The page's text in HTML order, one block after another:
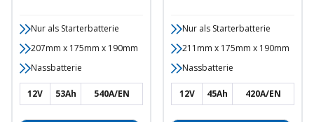
Nur als Starterbatterie
207mm x 175mm x 190mm
Nassbatterie
12V 53Ah 540A/EN
Nur als Starterbatterie
211mm x 175mm x 190mm
Nassbatterie
12V 45Ah 420A/EN